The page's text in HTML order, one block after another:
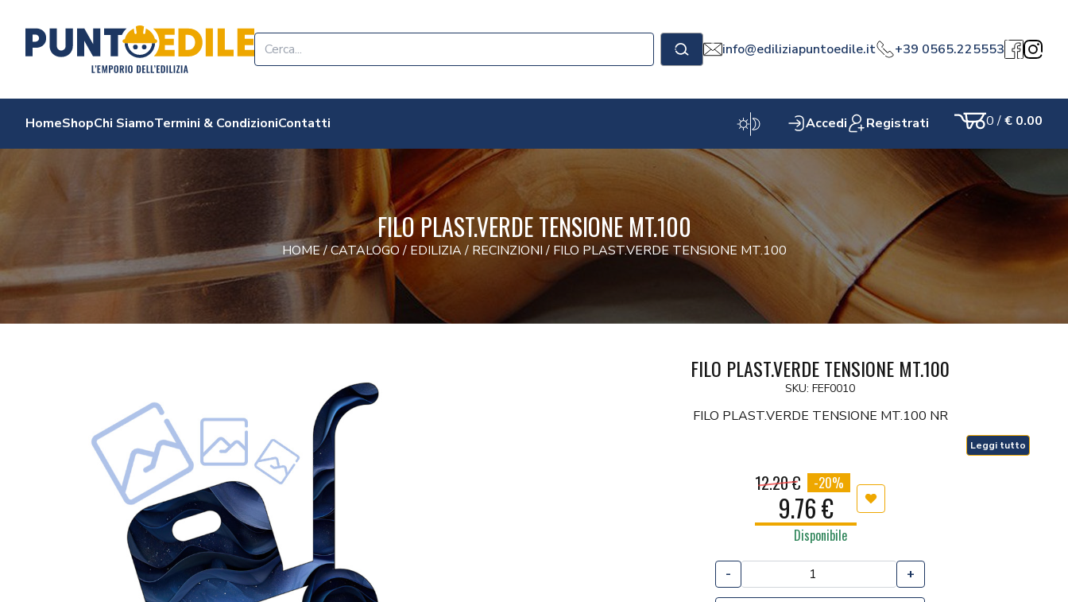
Edilizia Punto Edile
Cerca info@ediliziapuntoedile.it +39 0565.225553Facebook
HomeShopChi SiamoTermini & CondizioniContatti Accedi Registrati Carrello
0/€ 0.00
FILO PLAST.VERDE TENSIONE MT.100
HOME /CATALOGO / EDILIZIA/ RECINZIONI / FILO PLAST.VERDE TENSIONE MT.100
FILO PLAST.VERDE TENSIONE MT.100
SKU: FEF0010
FILO PLAST.VERDE TENSIONE MT.100 NR
Leggi tutto
12.20 € -20%
9.76 € Aggiungi ai preferiti
Disponibile
- +